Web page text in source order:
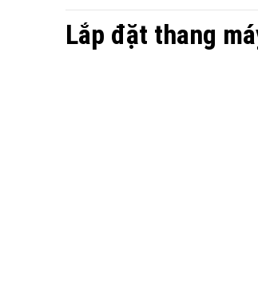
Lắp đặt thang